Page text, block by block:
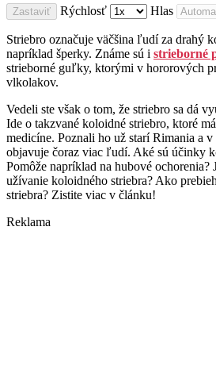
Zastaviť Rýchlosť Hlas
Striebro označuje väčšina ľudí za drahý
napríklad šperky. Známe sú i strieborné
strieborné guľky, ktorými v hororových
vlkolakov.
Vedeli ste však o tom, že striebro sa dá
Ide o takzvané koloidné striebro, ktoré
medicíne. Poznali ho už starí Rimania a v
objavuje čoraz viac ľudí. Aké sú účinky
Pomôže napríklad na hubové ochorenia?
užívanie koloidného striebra? Ako
striebra? Zistite viac v článku!
Reklama